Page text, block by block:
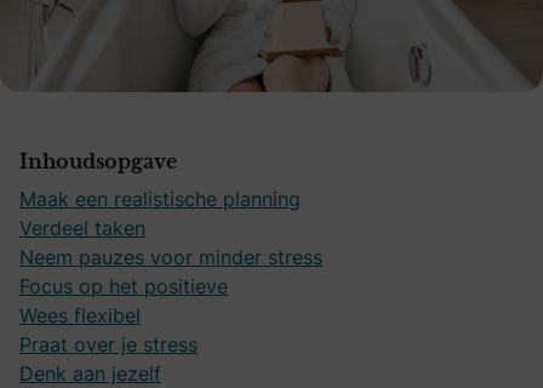
Inhoudsopgave
Maak een realistische planning
Verdeel taken
Neem pauzes voor minder stress
Focus op het positieve
Wees flexibel
Praat over je stress
Denk aan jezelf